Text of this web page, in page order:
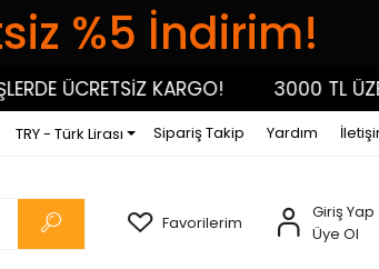
%5 İndirim!
ÜCRETSİZ KARGO! 3000 TL ÜZERİ
TRY - Türk Lirası Sipariş Takip Yardım
Favorilerim
Giriş Yap
Üye Ol